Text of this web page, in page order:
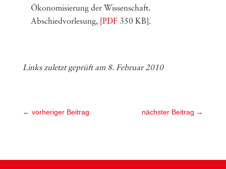
Ökonomisierung der Wissenschaft.
Abschiedvorlesung, [PDF350 KB].
Links zuletzt geprüft am 8. Februar 2010
← vorheriger Beitrag nächster Beitrag →